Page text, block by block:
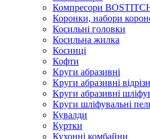
Компресори
Коронки, набори
Косильні головки
Косильна жилка
Косинці
Кофти
Круги абразивні
Круги абразивні
Круги абразивні
Круги шліфувальні
Кувалди
Куртки
Кухонні комбайни